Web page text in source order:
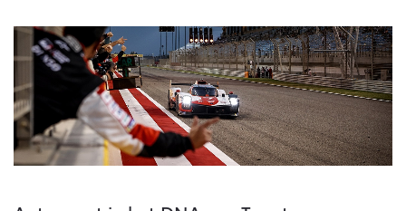
Proace Max (excl. BTW)
OOK ALS BATTERIJ-
ELEKTRISCH
Hilux (excl. BTW)
OOK ALS BATTERIJ-
ELEKTRISCH